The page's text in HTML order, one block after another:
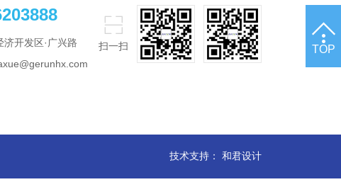
济开发区·广兴路

扫一扫
技术支持： 和君设计
TOP